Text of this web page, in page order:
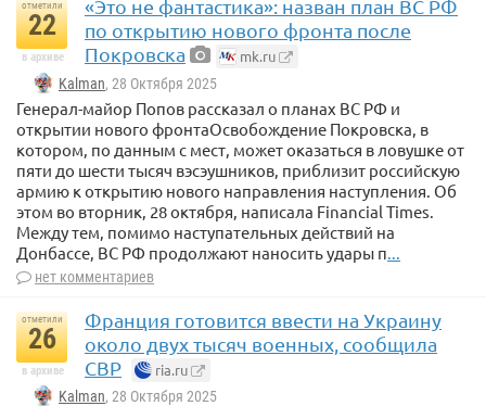
отметили
22
в архиве
«Это не фантастика»: назван план ВС РФ
по открытию нового фронта после
Покровска
mk.ru
Kalman, 28 Октября 2025
Генерал-майор Попов рассказал о планах ВС РФ и
открытии нового фронтаОсвобождение Покровска, в
котором, по данным с мест, может оказаться в ловушке от
пяти до шести тысяч вэсэушников, приблизит российскую
армию к открытию нового направления наступления. Об
этом во вторник, 28 октября, написала Financial Times.
Между тем, помимо наступательных действий на
Донбассе, ВС РФ продолжают наносить удары п...
нет комментариев
отметили
26
в архиве
Франция готовится ввести на Украину
около двух тысяч военных, сообщила
СВР
ria.ru
Kalman, 28 Октября 2025